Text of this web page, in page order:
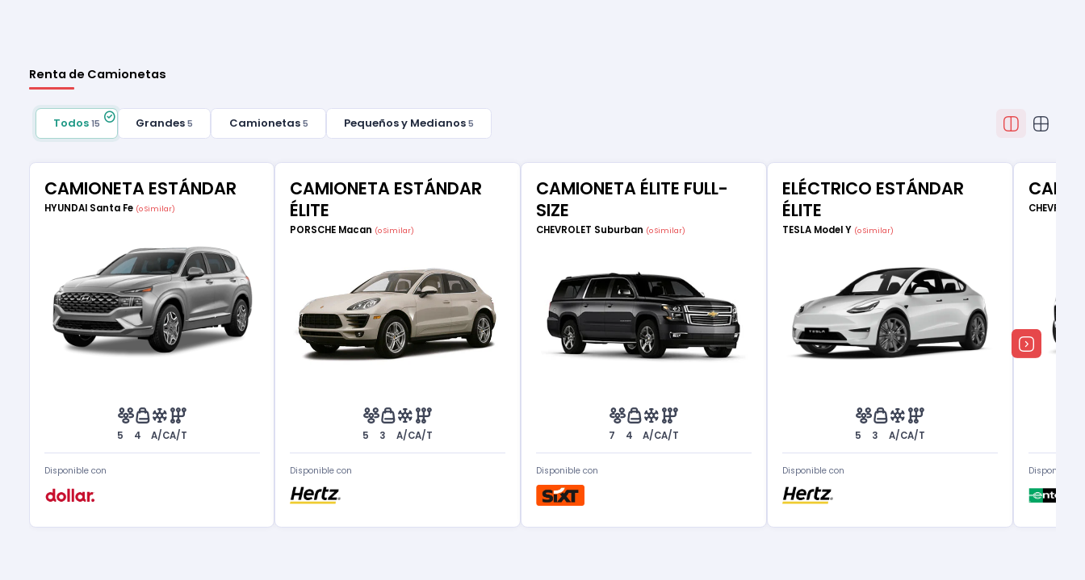
Renta de Camionetas
Todos 15 Grandes5 Camionetas 5 Pequeños y Medianos 5
CAMIONETA ESTÁNDAR
HYUNDAI Santa Fe (o Similar)
5 4 A/CA/T
Disponible con
CAMIONETA ESTÁNDAR
ÉLITE
PORSCHE Macan (o Similar)
5 3 A/CA/T
Disponible con
CAMIONETA ÉLITE FULL-
SIZE
CHEVROLET Suburban (o Similar)
7 4 A/CA/T
Disponible con
ELÉCTRICO ESTÁNDAR
ÉLITE
TESLA Model Y (o Similar)
5 3 A/CA/T
Disponible con Disponible